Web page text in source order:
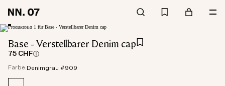
Base - Verstellbarer Denim cap
75 CHF
Farbe: Denimgrau #909